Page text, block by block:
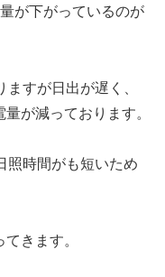
が下がっているのが
すが日出が遅く、
が減っております。
照時間がも短いため
きます。